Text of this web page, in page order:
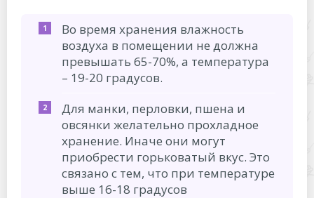
Во время хранения влажность
воздуха в помещении не должна
превышать 65-70%, а температура
– 19-20 градусов.
Для манки, перловки, пшена и
овсянки желательно прохладное
хранение. Иначе они могут
приобрести горьковатый вкус. Это
связано с тем, что при температуре
выше 16-18 градусов